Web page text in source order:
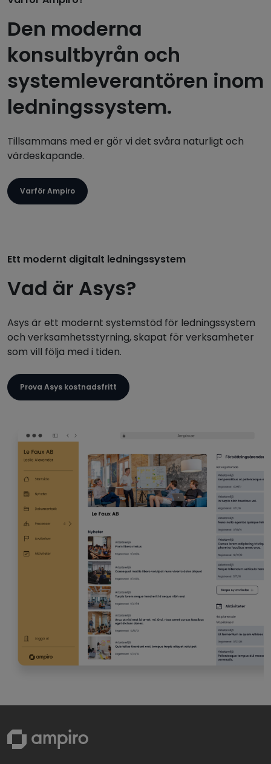
Den moderna
konsultbyrån och
systemleverantören inom
ledningssystem.
Tillsammans med er gör vi det svåra naturligt och
värdeskapande.
Varför Ampiro
Ett modernt digitalt ledningssystem
Vad är Asys?
Asys är ett modernt systemstöd för ledningssystem
och verksamhetsstyrning, skapat för verksamheter
som vill följa med i tiden.
Prova Asys kostnadsfritt